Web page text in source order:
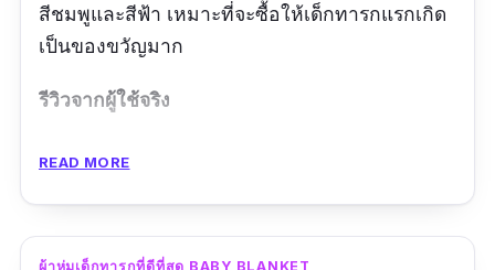
สีชมพูและสีฟ้า เหมาะที่จะซื้อให้เด็กทารกแรกเกิด
เป็นของขวัญมาก
รีวิวจากผู้ใช้จริง
ผ้านุ่ม ลาน่ารักมากคับ
READ MORE
ผ้าห่มเด็กทารกที่ดีที่สุด BABY BLANKET